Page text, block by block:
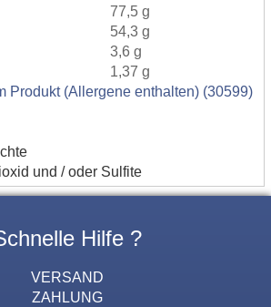
77,5 g
54,3 g
3,6 g
1,37 g
Produkt (Allergene enthalten) (30599)
und / oder Sulfite
Hilfe ?
VERSAND
ZAHLUNG